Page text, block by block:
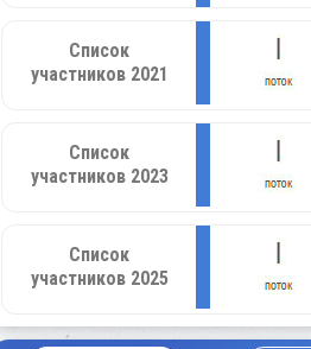
Список
участников 2021
Список
участников 2023
Список
участников 2025